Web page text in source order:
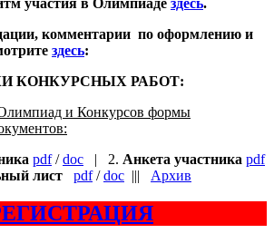
комментарии по оформлению и
здесь:
КОНКУРСНЫХ РАБОТ:
и Конкурсов формы
pdf/doc | 2. Анкета участника pdf
лист pdf/doc ||| Архив